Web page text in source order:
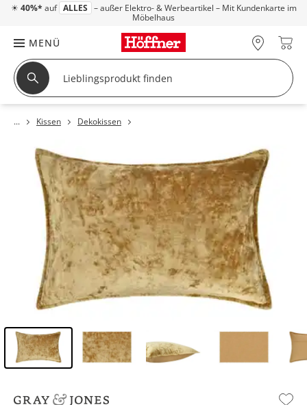
☀ 40%* auf ALLES – außer Elektro- & Werbeartikel – Mit Kundenkarte im
Möbelhaus
MENÜ
Kissen Dekokissen